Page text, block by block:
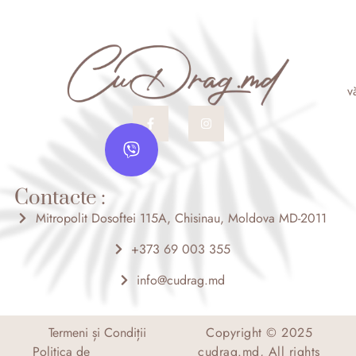
F
a
c
b
o
f
I
n
s
t
V
i
b
e
Contacte :
Mitropolit Dosoftei 115A, Chisinau, Moldova MD-2011
+373 69 003 355
info@cudrag.md
Termeni și Condiții
Politica de
Copyright © 2025
cudrag.md, All rights